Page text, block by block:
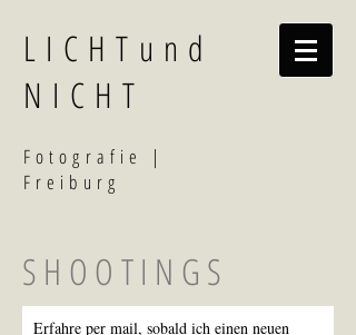
LICHTund
NICHT
Fotografi e |
Freiburg
SHOOTINGS
Erfahre per mail, sobald ich einen neuen